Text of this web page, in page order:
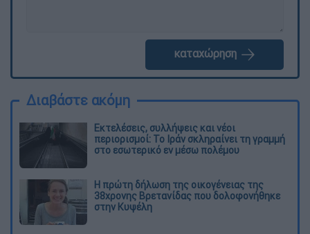
καταχώρηση
Διαβάστε ακόμη
Εκτελέσεις, συλλήψεις και νέοι
περιορισμοί: Το Ιράν σκληραίνει τη γραμμή
στο εσωτερικό εν μέσω πολέμου
Η πρώτη δήλωση της οικογένειας της
38χρονης Βρετανίδας που δολοφονήθηκε
στην Κυψέλη